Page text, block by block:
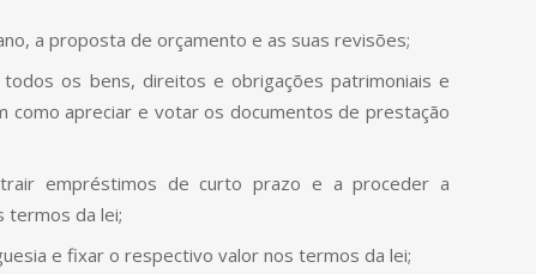
a proposta de orçamento e as suas revisões;
os bens, direitos e obrigações patrimoniais e
como apreciar e votar os documentos de prestação
empréstimos de curto prazo e a proceder a
termos da lei;
e fixar o respectivo valor nos termos da lei;